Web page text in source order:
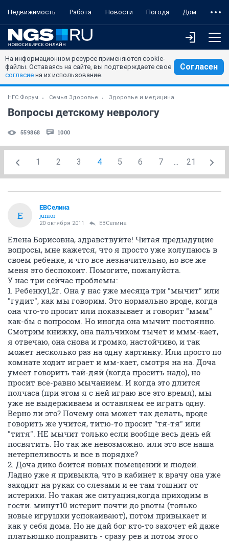
Недвижимость Работа Новости Погода Дом
На информационном ресурсе применяются cookie-
файлы. Оставаясь на сайте, вы подтверждаете свое
согласие на их использование.
Согласен
НГС.Форум Семья Здоровье Здоровье и медицина
Вопросы детскому неврологу
559868 1000
1 2 3 4 5 6 7 ... 21
Е
ЕВСелина
junior
20 октября 2011 ЕВСелина
Елена Борисовна, здравствуйте! Читая предыдущие
вопросы, мне кажется, что я просто уже колупаюсь в
своем ребенке, и что все незначительно, но все же
меня это беспокоит. Помогите, пожалуйста.
У нас три сейчас проблемы:
1. Ребенку1,2г. Она у нас уже месяца три "мычит" или
"гудит", как мы говорим. Это нормально вроде, когда
она что-то просит или показывает и говорит "ммм"
как-бы с вопросом. Но иногда она мычит постоянно.
Смотрим книжку, она пальчиком тычет и ммм-кает,
я отвечаю, она снова и громко, настойчиво, и так
может несколько раз на одну картинку. Или просто по
комнате ходит играет и мм-кает, смотря на на. Доча
умеет говорить тай-дяй (когда просить надо), но
просит все-равно мычанием. И когда это длится
полчаса (при этом я с ней играю все это время), мы
уже не выдерживаем и оставляем ее играть одну.
Верно ли это? Почему она может так делать, вроде
говорить же учится, титю-то просит "тя-тя" или
"титя". НЕ мычит только если вообще весь день ей
посвятить. Но так же невозможно. или это все наша
нетерпеливость и все в порядке?
2. Доча дико боится новых помещений и людей.
Ладно уже я привыкла, что в кабинет к врачу она уже
заходит на руках со слезами и ее там тошнит от
истерики. Но такая же ситуация,когда приходим в
гости. минут10 истерит почти до рвоты (только
новые игрушки успокаивают), потом привыкает и
как у себя дома. Но не дай бог кто-то захочет ей даже
платьюшко поправить - сразу рев и потом этого